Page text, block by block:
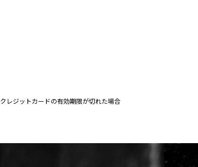
クレジットカードの有効期限が切れた場合